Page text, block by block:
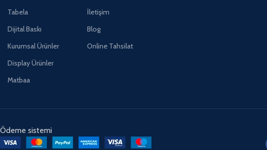
Tabela
Dijital Baskı
Kurumsal Ürünler
Display Ürünler
Matbaa
İletişim
Blog
Online Tahsilat
Ödeme sistemi